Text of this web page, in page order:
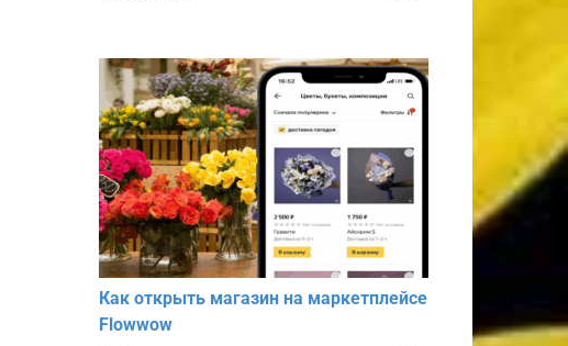
Как открыть магазин на маркетплейсе
Flowwow